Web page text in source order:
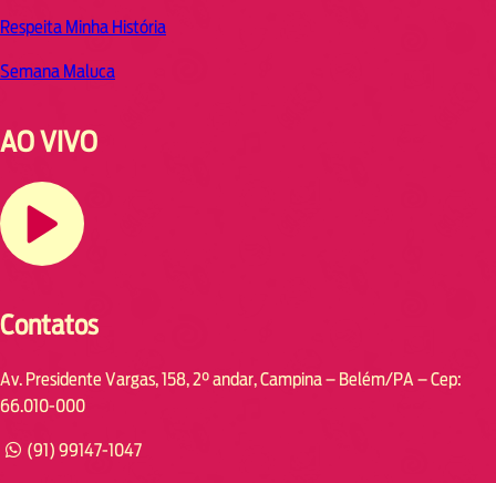
Respeita Minha História
Semana Maluca
AO VIVO
Contatos
Av. Presidente Vargas, 158, 2° andar, Campina – Belém/PA – Cep:
66.010-000
(91) 99147-1047